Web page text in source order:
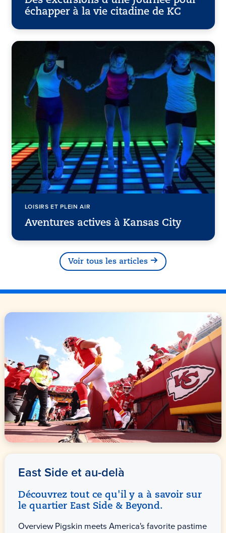
échapper à la vie citadine de KC
LOISIRS ET PLEIN AIR
Aventures actives à Kansas City
Voir tous les articles
East Side et au-delà
Découvrez tout ce qu'il y a à savoir sur
le quartier East Side & Beyond.
Overview Pigskin meets America's favorite pastime